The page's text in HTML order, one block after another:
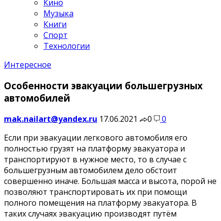
Кино
Музыка
Книги
Спорт
Технологии
Интересное
Особенности эвакуации большегрузных
автомобилей
mak.nailart@yandex.ru 17.06.2021 0
0
Если при эвакуации легкового автомобиля его
полностью грузят на платформу эвакуатора и
транспортируют в нужное место, то в случае с
большегрузным автомобилем дело обстоит
совершенно иначе. Большая масса и высота, порой не
позволяют транспортировать их при помощи
полного помещения на платформу эвакуатора. В
таких случаях эвакуацию производят путём